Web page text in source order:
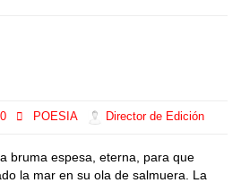
POESIA Director de Edición
espesa, eterna, para que
la mar en su ola de salmuera. La